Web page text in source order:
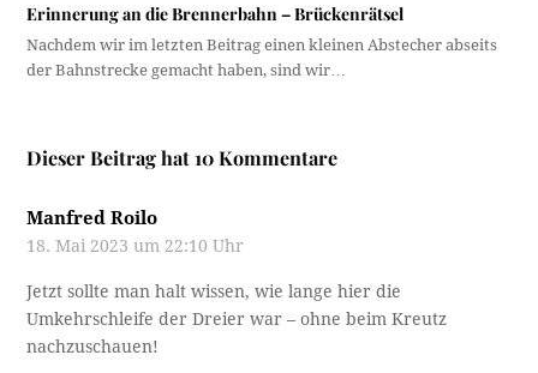
Erinnerung an die Brennerbahn – Brückenrätsel
Nachdem wir im letzten Beitrag einen kleinen Abstecher abseits
der Bahnstrecke gemacht haben, sind wir…
Dieser Beitrag hat 10 Kommentare
Manfred Roilo
18. Mai 2023 um 22:10 Uhr
Jetzt sollte man halt wissen, wie lange hier die
Umkehrschleife der Dreier war – ohne beim Kreutz
nachzuschauen!